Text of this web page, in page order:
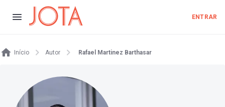
ENTRAR
Início Autor Rafael Martinez Barthasar